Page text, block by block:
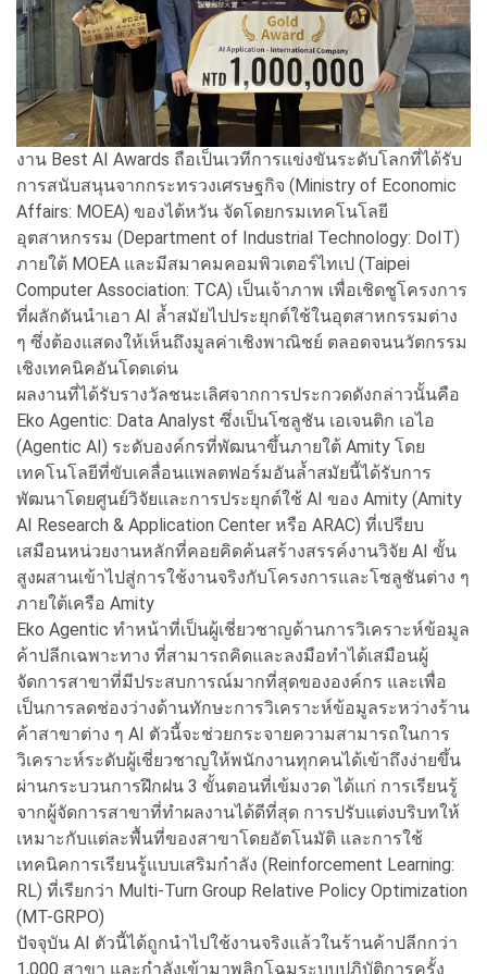
งาน Best AI Awards ถือเป็นเวทีการแข่งขันระดับโลกที่ได้รับ
การสนับสนุนจากกระทรวงเศรษฐกิจ (Ministry of Economic
Affairs: MOEA) ของไต้หวัน จัดโดยกรมเทคโนโลยี
อุตสาหกรรม (Department of Industrial Technology: DoIT)
ภายใต้ MOEA และมีสมาคมคอมพิวเตอร์ไทเป (Taipei
Computer Association: TCA) เป็นเจ้าภาพ เพื่อเชิดชูโครงการ
ที่ผลักดันนำเอา AI ล้ำสมัยไปประยุกต์ใช้ในอุตสาหกรรมต่าง
ๆ ซึ่งต้องแสดงให้เห็นถึงมูลค่าเชิงพาณิชย์ ตลอดจนนวัตกรรม
เชิงเทคนิคอันโดดเด่น
ผลงานที่ได้รับรางวัลชนะเลิศจากการประกวดดังกล่าวนั้นคือ
Eko Agentic: Data Analyst ซึ่งเป็นโซลูชัน เอเจนติก เอไอ
(Agentic AI) ระดับองค์กรที่พัฒนาขึ้นภายใต้ Amity โดย
เทคโนโลยีที่ขับเคลื่อนแพลตฟอร์มอันล้ำสมัยนี้ได้รับการ
พัฒนาโดยศูนย์วิจัยและการประยุกต์ใช้ AI ของ Amity (Amity
AI Research & Application Center หรือ ARAC) ที่เปรียบ
เสมือนหน่วยงานหลักที่คอยคิดค้นสร้างสรรค์งานวิจัย AI ขั้น
สูงผสานเข้าไปสู่การใช้งานจริงกับโครงการและโซลูชันต่าง ๆ
ภายใต้เครือ Amity
Eko Agentic ทำหน้าที่เป็นผู้เชี่ยวชาญด้านการวิเคราะห์ข้อมูล
ค้าปลีกเฉพาะทาง ที่สามารถคิดและลงมือทำได้เสมือนผู้
จัดการสาขาที่มีประสบการณ์มากที่สุดขององค์กร และเพื่อ
เป็นการลดช่องว่างด้านทักษะการวิเคราะห์ข้อมูลระหว่างร้าน
ค้าสาขาต่าง ๆ AI ตัวนี้จะช่วยกระจายความสามารถในการ
วิเคราะห์ระดับผู้เชี่ยวชาญให้พนักงานทุกคนได้เข้าถึงง่ายขึ้น
ผ่านกระบวนการฝึกฝน 3 ขั้นตอนที่เข้มงวด ได้แก่ การเรียนรู้
จากผู้จัดการสาขาที่ทำผลงานได้ดีที่สุด การปรับแต่งบริบทให้
เหมาะกับแต่ละพื้นที่ของสาขาโดยอัตโนมัติ และการใช้
เทคนิคการเรียนรู้แบบเสริมกำลัง (Reinforcement Learning:
RL) ที่เรียกว่า Multi-Turn Group Relative Policy Optimization
(MT-GRPO)
ปัจจุบัน AI ตัวนี้ได้ถูกนำไปใช้งานจริงแล้วในร้านค้าปลีกกว่า
1,000 สาขา และกำลังเข้ามาพลิกโฉมระบบปฏิบัติการครั้ง